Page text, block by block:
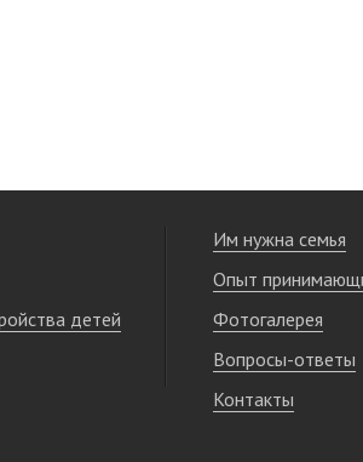
детей
Им нужна семья
Опыт
Фотогалерея
Вопросы-ответы
Контакты